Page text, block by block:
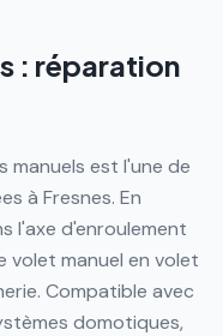
: réparation
est l'une de
à Fresnes. En
l'axe d'enroulement
manuel en volet
Compatible avec
domotiques,